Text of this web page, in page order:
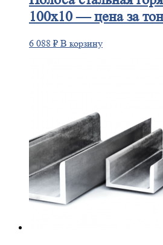
100х10 — цена за
6 088 ₽ В корзину